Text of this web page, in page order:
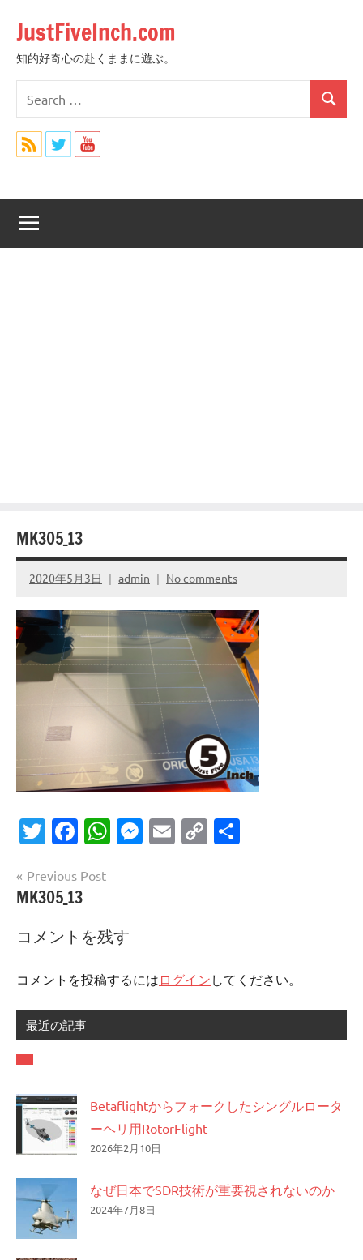
content
JustFiveInch.com
知的好奇心の赴くままに遊ぶ。
for:
Search
MK305_13
2020年5月3日 admin No comments
Twitter
Facebook
WhatsApp
Messenger
Email
Copy
投
稿
ナ
ゲ
ー
シ
ョ
ン
Previous Post
MK305_13
コメントを残す
コメントを投稿するには ログイン してください。
最近の記事
Betaflightからフォークしたシングルロータ
ーヘリ用RotorFlight
2026年2月10日
なぜ日本でSDR技術が重要視されないのか
2024年7月8日